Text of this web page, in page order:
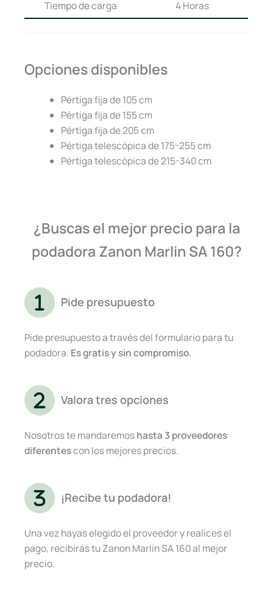
Tiempo de carga 4 Horas
Opciones disponibles
Pértiga fija de 105 cm
Pértiga fija de 155 cm
Pértiga fija de 205 cm
Pértiga telescópica de 175-255 cm
Pértiga telescópica de 215-340 cm
¿Buscas el mejor precio para la
podadora Zanon Marlin SA 160?
Pide presupuesto
Pide presupuesto a través del formulario para tu
podadora. Es gratis y sin compromiso.
Valora tres opciones
Nosotros te mandaremoshasta 3 proveedores
diferentescon los mejores precios.
¡Recibe tu podadora!
Una vez hayas elegido el proveedor y realices el
pago, recibirás tu Zanon Marlin SA 160 al mejor
precio.